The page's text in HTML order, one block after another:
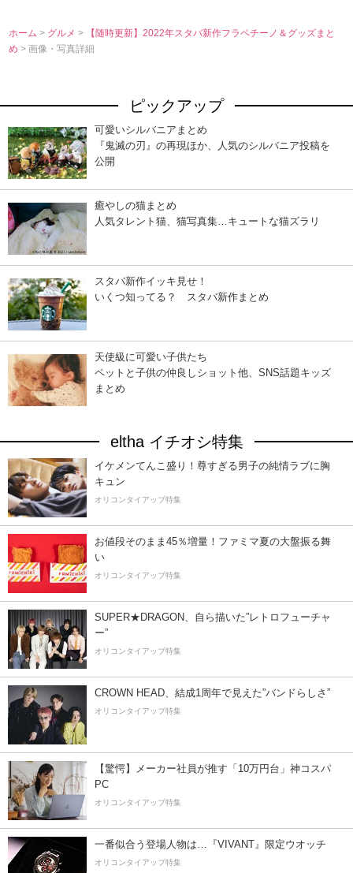
ホーム > グルメ>
【随時更新】2022年スタバ新作フラペチーノ＆グッズまと
め> 画像・写真詳細
ピックアップ
可愛いシルバニアまとめ
『鬼滅の刃』の再現ほか、人気のシルバニア投稿を
公開
癒やしの猫まとめ
人気タレント猫、猫写真集…キュートな猫ズラリ
スタバ新作イッキ見せ！
いくつ知ってる？ スタバ新作まとめ
天使級に可愛い子供たち
ペットと子供の仲良しショット他、SNS話題キッズ
まとめ
eltha イチオシ特集
イケメンてんこ盛り！尊すぎる男子の純情ラブに胸
キュン
オリコンタイアップ特集
お値段そのまま45％増量！ファミマ夏の大盤振る舞
い
オリコンタイアップ特集
SUPER★DRAGON、自ら描いた”レトロフューチャ
ー”
オリコンタイアップ特集
CROWN HEAD、結成1周年で見えた”バンドらしさ”
オリコンタイアップ特集
【驚愕】メーカー社員が推す「10万円台」神コスパ
PC
オリコンタイアップ特集
一番似合う登場人物は…『VIVANT』限定ウオッチ
オリコンタイアップ特集